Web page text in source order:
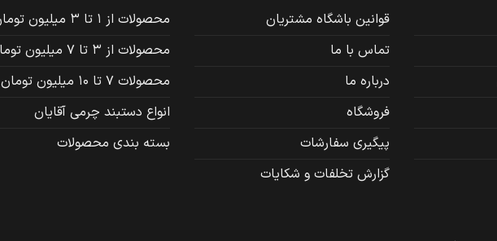
قوانین باشگاه مشتریان
تماس با ما
درباره ما
فروشگاه
پیگیری سفارشات
گزارش تخلفات و شکایات
محصولات از 1 تا 3 میلیون تومان
محصولات از 3 تا 7 میلیون تومان
محصولات 7 تا 10 میلیون تومان
انواع دستبند چرمی آقایان
بسته بندی محصولات